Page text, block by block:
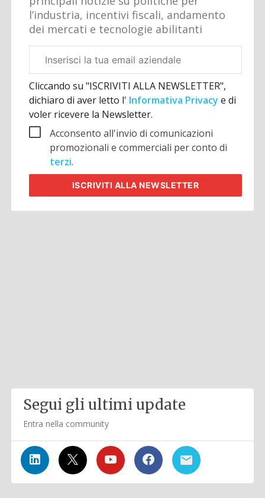
l’industria, incentivi fiscali, andamento
dei mercati e tecnologie abilitanti
aziendale
Cliccando su "ISCRIVITI ALLA NEWSLETTER",
dichiaro di aver letto l' Informativa Privacye di
voler ricevere la Newsletter.
Acconsento all'invio di comunicazioni
promozionali e commerciali per conto di
terzi.
ISCRIVITI ALLA NEWSLETTER
Segui gli ultimi update
Entra nella community